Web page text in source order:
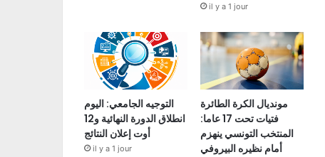
il y a 1 jour
التوجيه الجامعي: اليوم
انطلاق الدورة النهائية و12
أوت إعلان النتائج
il y a 1 jour
مونديال الكرة الطائرة
فتيات تحت 17 عاما:
المنتخب التونسي ينهزم
أمام نظيره البيروفي